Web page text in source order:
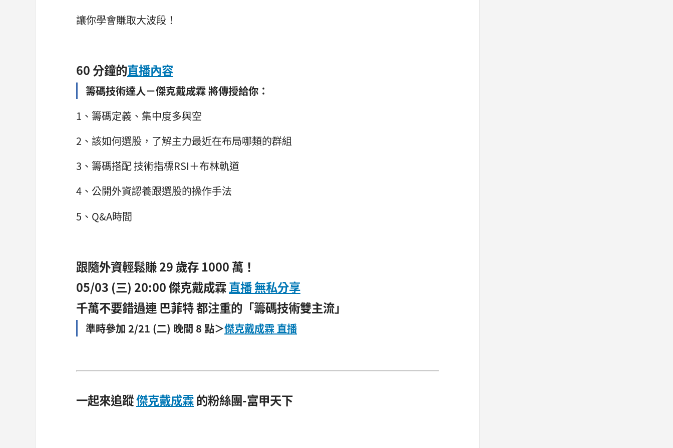
讓你學會賺取大波段！
60 分鐘的直播內容
籌碼技術達人－傑克戴成霖 將傳授給你：
1、籌碼定義、集中度多與空
2、該如何選股，了解主力最近在布局哪類的群組
3、籌碼搭配 技術指標RSI＋布林軌道
4、公開外資認養跟選股的操作手法
5、Q&A時間
跟隨外資輕鬆賺 29 歲存 1000 萬！
05/03 (三) 20:00 傑克戴成霖直播 無私分享
千萬不要錯過連 巴菲特 都注重的「籌碼技術雙主流」
準時參加 2/21 (二) 晚間 8 點＞傑克戴成霖 直播
一起來追蹤傑克戴成霖的粉絲團-富甲天下